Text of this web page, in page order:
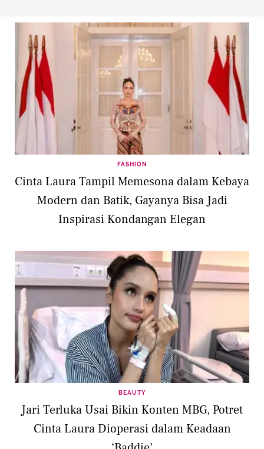
FASHION
Cinta Laura Tampil Memesona dalam Kebaya
Modern dan Batik, Gayanya Bisa Jadi
Inspirasi Kondangan Elegan
BEAUTY
Jari Terluka Usai Bikin Konten MBG, Potret
Cinta Laura Dioperasi dalam Keadaan